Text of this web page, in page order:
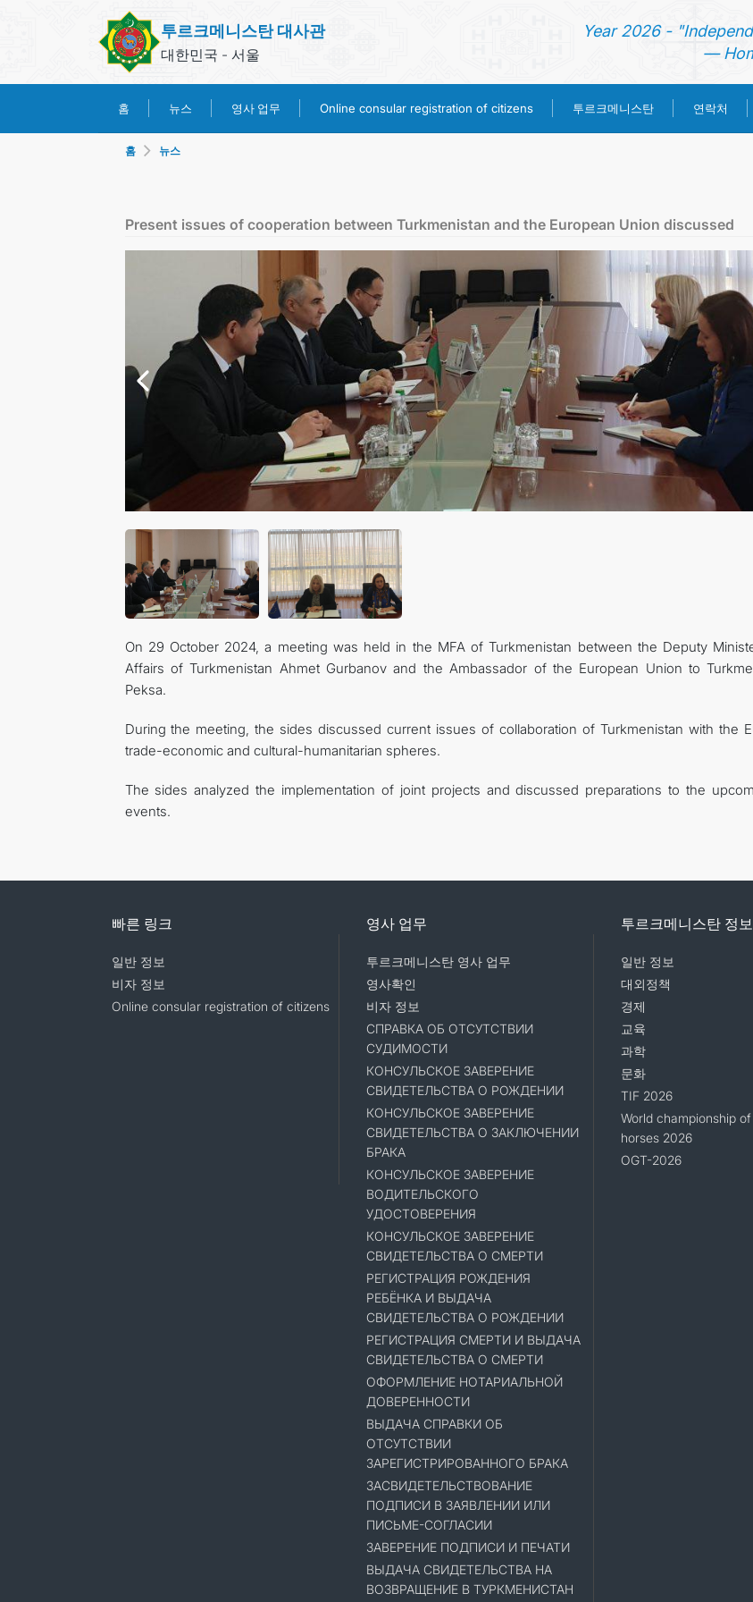
투르크메니스탄 대사관
대한민국 - 서울
Year 2026 -
—
홈 뉴스 영사 업무 Online consular registration of citizens 투르크메니스탄 연락처
영사 업무
ONLINE CONSULAR REGISTRATION OF CITIZENS
투르크메니스탄
연락처
관광
홈 뉴스
Present issues of cooperation between Turkmenistan and the European Union discussed
On 29 October 2024, a meeting was held in the MFA of Turkmenistan between the Deputy
Affairs of Turkmenistan Ahmet Gurbanov and the Ambassador of the European Union to
Peksa.
During the meeting, the sides discussed current issues of collaboration of Turkmenistan with the
trade-economic and cultural-humanitarian spheres.
The sides analyzed the implementation of joint projects and discussed preparations to the
events.
빠른 링크
일반 정보
비자 정보
Online consular registration of citizens
영사 업무
투르크메니스탄 영사 업무
영사확인
비자 정보
СПРАВКА ОБ ОТСУТСТВИИ
СУДИМОСТИ
КОНСУЛЬСКОЕ ЗАВЕРЕНИЕ
СВИДЕТЕЛЬСТВА О РОЖДЕНИИ
КОНСУЛЬСКОЕ ЗАВЕРЕНИЕ
СВИДЕТЕЛЬСТВА О ЗАКЛЮЧЕНИИ
БРАКА
КОНСУЛЬСКОЕ ЗАВЕРЕНИЕ
ВОДИТЕЛЬСКОГО
УДОСТОВЕРЕНИЯ
КОНСУЛЬСКОЕ ЗАВЕРЕНИЕ
СВИДЕТЕЛЬСТВА О СМЕРТИ
РЕГИСТРАЦИЯ РОЖДЕНИЯ
РЕБЁНКА И ВЫДАЧА
СВИДЕТЕЛЬСТВА О РОЖДЕНИИ
РЕГИСТРАЦИЯ СМЕРТИ И ВЫДАЧА
СВИДЕТЕЛЬСТВА О СМЕРТИ
ОФОРМЛЕНИЕ НОТАРИАЛЬНОЙ
ДОВЕРЕННОСТИ
ВЫДАЧА СПРАВКИ ОБ
ОТСУТСТВИИ
ЗАРЕГИСТРИРОВАННОГО БРАКА
ЗАСВИДЕТЕЛЬСТВОВАНИЕ
ПОДПИСИ В ЗАЯВЛЕНИИ ИЛИ
ПИСЬМЕ-СОГЛАСИИ
ЗАВЕРЕНИЕ ПОДПИСИ И ПЕЧАТИ
ВЫДАЧА СВИДЕТЕЛЬСТВА НА
ВОЗВРАЩЕНИЕ В ТУРКМЕНИСТАН
투르크메니스탄 정보
일반 정보
대외정책
경제
교육
과학
문화
TIF 2026
World championship
horses 2026
OGT-2026